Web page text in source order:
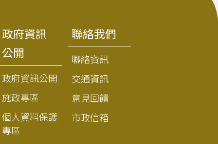
政府資訊
公開
政府資訊公開
施政專區
個人資料保護
專區
聯絡我們
聯絡資訊
交通資訊
意見回饋
市政信箱